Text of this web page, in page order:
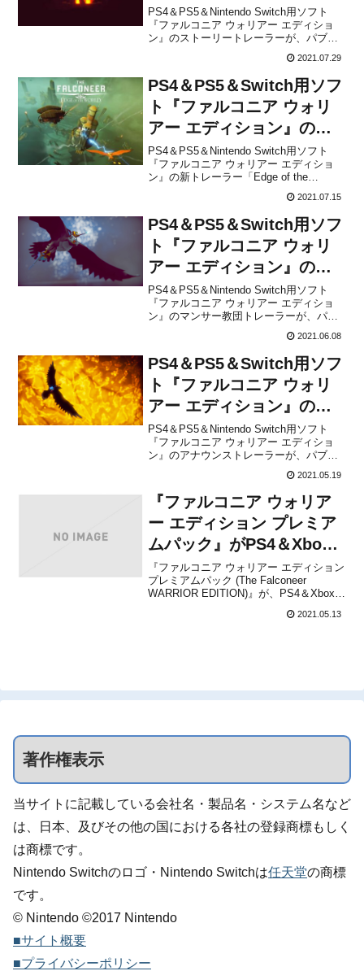
トーリートレーラーが公
開！
PS4＆PS5＆Nintendo Switch用ソフト
『ファルコニア ウォリアー エディショ
ン』のストーリートレーラーが、パブリ
ッシャーの3gooから公開されました。下
記から動画をチェックすることができま
す。【プレスリリース】『ファルコニア
ウォリアー エディション』は、2021...
2021.07.29
PS4＆PS5＆Switch用ソフ
ト『ファルコニア ウォリ
アー エディション』の新
トレーラー「Edge of the
World」が公開！
PS4＆PS5＆Nintendo Switch用ソフト
『ファルコニア ウォリアー エディショ
ン』の新トレーラー「Edge of the
開されました。株式会社3gooによるプレ
スリリースとあわせて、下記から動画を
チェックしてみてくださ...
2021.07.15
PS4＆PS5＆Switch用ソフ
ト『ファルコニア ウォリ
アー エディション』のマ
ンサー教団トレーラーが公
開！
PS4＆PS5＆Nintendo Switch用ソフト
『ファルコニア ウォリアー エディショ
ン』のマンサー教団トレーラーが、パブ
株式会社3gooによるプレスリリースとあ
わせて、下記から動画をチェックしてみ
てください。空中戦闘アクション×オー...
2021.06.08
PS4＆PS5＆Switch用ソフ
ト『ファルコニア ウォリ
アー エディション』のア
ナウンストレーラーが公
開！
PS4＆PS5＆Nintendo Switch用ソフト
『ファルコニア ウォリアー エディショ
ン』のアナウンストレーラーが、パブリ
式会社3gooによるプレスリリースとあわ
せて、下記から動画をチェックしてみて
ください。巨大なファルコンに乗って
空...
2021.05.19
『ファルコニア ウォリア
ー エディション プレミア
ムパック』がPS4＆Xbox
One＆Switch向けとして
2021年8月5日に発売決
『ファルコニア ウォリアー エディション
プレミアムパック (The Falconeer
WARRIOR EDITION)』が、PS4＆Xbox
8月5日に発売されることが今日発売の
2021.05.13
著作権表示
当サイトに記載している会社名・製品名・システム名など
は、日本、及びその他の国における各社の登録商標もしく
は商標です。
Nintendo Switchのロゴ・Nintendo Switchは任天堂の商標
です。
© Nintendo ©2017 Nintendo
■サイト概要
■プライバシーポリシー